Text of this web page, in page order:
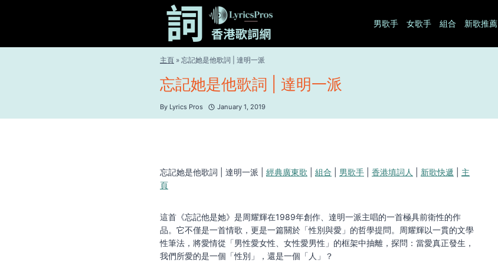
男歌手 女歌手 組合 新歌推薦
主頁 » 忘記她是他歌詞 | 達明一派
忘記她是他歌詞 | 達明一派
By Lyrics Pros January 1, 2019
忘記她是他歌詞 | 達明一派 | 經典廣東歌 組合 男歌手 香港填詞人 新歌快遞
主
頁
這首《忘記他是她》是周耀輝在1989年創作、達明一派主唱的一首極具前衛性的作
品。它不僅是一首情歌，更是一篇關於「性別與愛」的哲學提問。周耀輝以一貫的文學
性筆法，將愛情從「男性愛女性、女性愛男性」的框架中抽離，探問：當愛真正發生，
我們所愛的是一個「性別」，還是一個「人」？